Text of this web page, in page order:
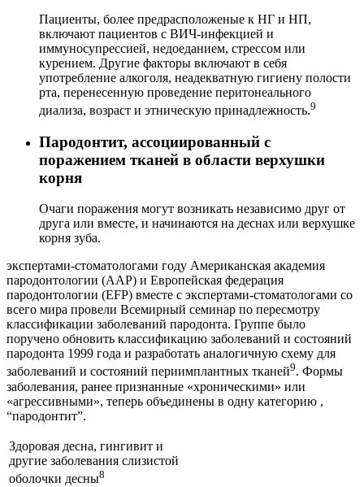
Пациенты, более предрасположеные к НГ и НП,
включают пациентов с ВИЧ-инфекцией и
иммуносупрессией, недоеданием, стрессом или
курением. Другие факторы включают в себя
употребление алкоголя, неадекватную гигиену полости
рта, перенесенную проведение перитонеального
диализа, возраст и этническую принадлежность.9
Пародонтит, ассоциированный с
поражением тканей в области верхушки
корня
Очаги поражения могут возникать независимо друг от
друга или вместе, и начинаются на деснах или верхушке
корня зуба.
экспертами-стоматологами году Американская академия
пародонтологии (AAP) и Европейская федерация
пародонтологии (EFP) вместе с экспертами-стоматологами со
всего мира провели Всемирный семинар по пересмотру
классификации заболеваний пародонта. Группе было
поручено обновить классификацию заболеваний и состояний
пародонта 1999 года и разработать аналогичную схему для
заболеваний и состояний периимплантных тканей9. Формы
заболевания, ранее признанные «хроническими» или
«агрессивными», теперь объединены в одну категорию ,
“пародонтит”.
Здоровая десна, гингивит и
другие заболевания слизистой
оболочки десны8